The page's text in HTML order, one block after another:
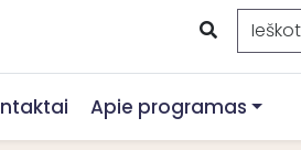
Apie programas